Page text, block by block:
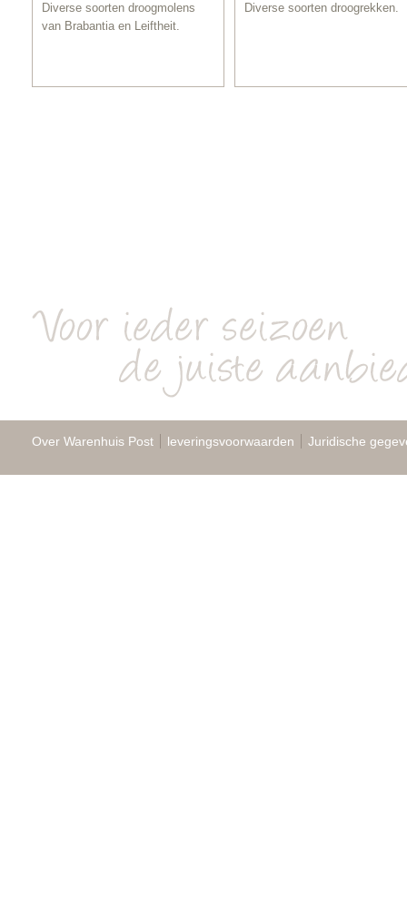
Diverse soorten droogmolens
van Brabantia en Leiftheit.
Diverse soorten droogrekken.
Over Warenhuis Post leveringsvoorwaarden Juridische